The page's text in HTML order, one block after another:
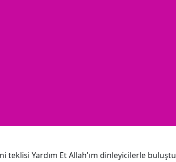
teklisi Yardım Et Allah'ım dinleyicilerle buluştu